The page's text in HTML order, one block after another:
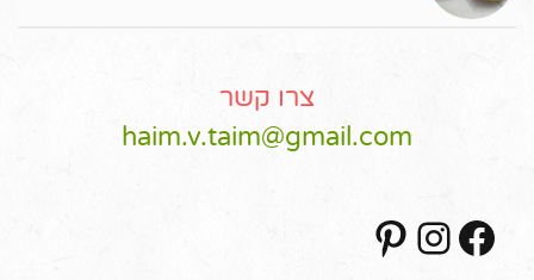
צרו קשר
haim.v.taim@gmail.com
Facebook
Instagram